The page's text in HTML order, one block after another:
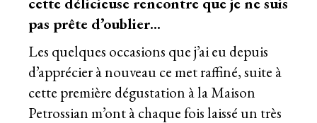
pas prête d’oublier…
Les quelques occasions que j’ai eu depuis
d’apprécier à nouveau ce met raffiné, suite à
cette première dégustation à la Maison
Petrossianm’ont à chaque fois laissé un très